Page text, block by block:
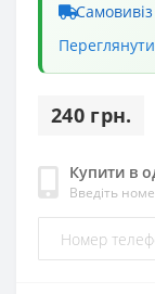
240 грн.
Купити в
Введіть